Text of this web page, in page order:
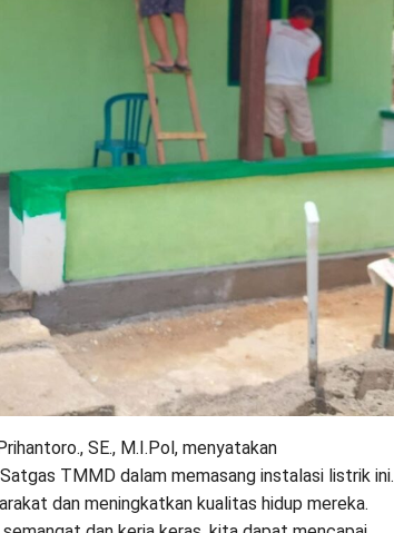
SE., M.I.Pol, menyatakan
TMMD dalam memasang instalasi listrik ini.
dan meningkatkan kualitas hidup mereka.